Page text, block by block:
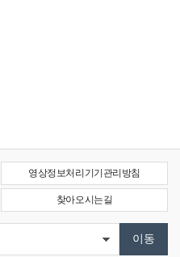
영상정보처리기기관리방침
찾아오시는길